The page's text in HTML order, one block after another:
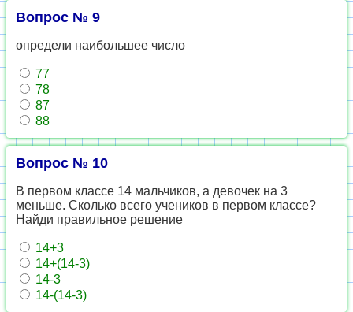
Вопрос № 9
определи наибольшее число
77
78
87
88
Вопрос № 10
В первом классе 14 мальчиков, а девочек на 3
меньше. Сколько всего учеников в первом классе?
Найди правильное решение
14+3
14+(14-3)
14-3
14-(14-3)